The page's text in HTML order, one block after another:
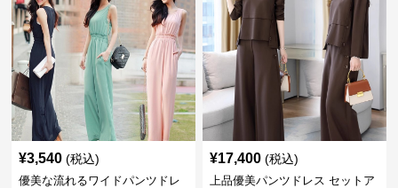
¥3,540 (税込)
優美な流れるワイドパンツドレ
¥17,400 (税込)
上品優美パンツドレス セットア